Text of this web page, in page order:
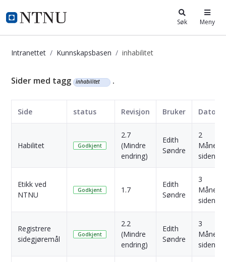
i.ntnu.no Søk Meny
Intranettet Kunnskapsbasen inhabilitet
Kunnskapsbasen
Sider med tagg inhabilitet .
Side status Revisjon Bruker Dato
Habilitet Godkjent
2.7
(Mindre
endring)
Edith
Søndre
2
siden
Etikk ved
NTNU
Godkjent 1.7
Edith
Søndre
3
siden
Registrere
sidegjøremål
Godkjent
2.2
(Mindre
endring)
Edith
Søndre
3
siden